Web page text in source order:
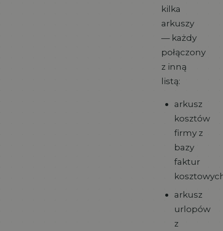
kilka
arkuszy
— każdy
połączony
z inną
listą:
arkusz
kosztów
firmy z
bazy
faktur
arkusz
urlopów
z